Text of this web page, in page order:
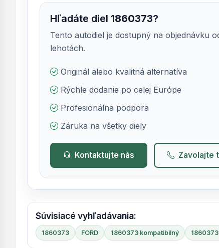
Hľadáte diel1860373?
Tento autodiel je dostupný na objednávku
lehotách.
Originál alebo kvalitná alternatíva
Rýchle dodanie po celej Európe
Profesionálna podpora
Záruka na všetky diely
Kontaktujte nás Zavolajte
Súvisiacé vyhľadávania:
1860373 FORD 1860373 kompatibilný